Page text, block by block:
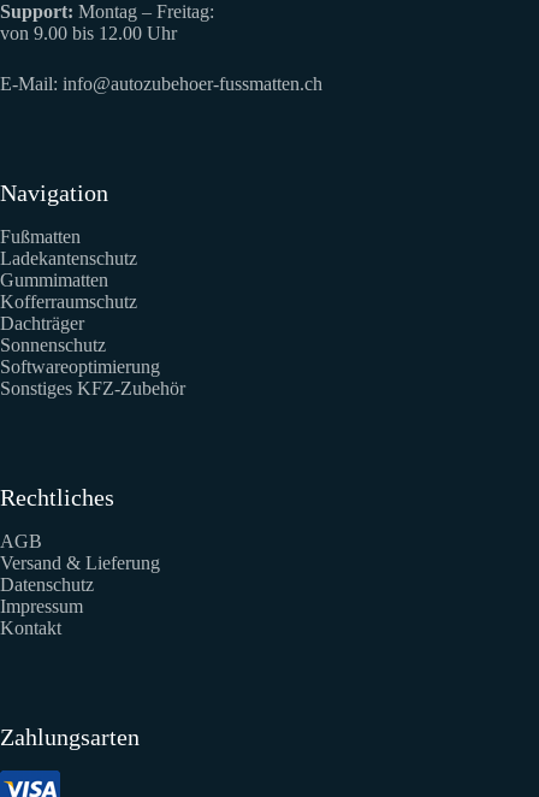
Support: Montag – Freitag:
von 9.00 bis 12.00 Uhr
E-Mail: info@autozubehoer-fussmatten.ch
Navigation
Fußmatten
Ladekantenschutz
Gummimatten
Kofferraumschutz
Dachträger
Sonnenschutz
Softwareoptimierung
Sonstiges KFZ-Zubehör
Rechtliches
AGB
Versand & Lieferung
Datenschutz
Impressum
Kontakt
Zahlungsarten